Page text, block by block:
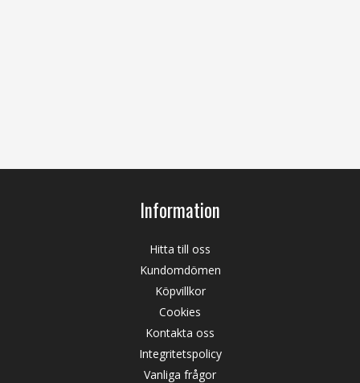
Information
Hitta till oss
Kundomdömen
Köpvillkor
Cookies
Kontakta oss
Integritetspolicy
Vanliga frågor